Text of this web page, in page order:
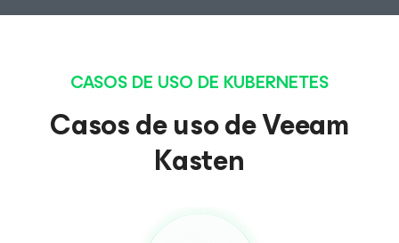
CASOS DE USO DE KUBERNETES
Casos de uso de Veeam
Kasten